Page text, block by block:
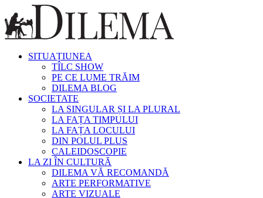
SITUAȚIUNEA
TÎLC SHOW
PE CE LUME TRĂIM
DILEMA BLOG
SOCIETATE
LA SINGULAR ȘI LA PLURAL
LA FAȚA TIMPULUI
LA FAȚA LOCULUI
DIN POLUL PLUS
CALEIDOSCOPIE
LA ZI ÎN CULTURĂ
DILEMA VĂ RECOMANDĂ
ARTE PERFORMATIVE
ARTE VIZUALE